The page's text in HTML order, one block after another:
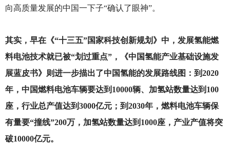
向高质量发展的中国一下子“确认了眼神”。
其实，早在《“十三五”国家科技创新规划》中，发展氢能燃
料电池技术就已被“划过重点”，《中国氢能产业基础设施发
展蓝皮书》则进一步描出了中国氢能的发展路线图：到2020
年，中国燃料电池车辆要达到10000辆、加氢站数量达到100
座，行业总产值达到3000亿元；到2030年，燃料电池车辆保
有量要“撞线”200万，加氢站数量达到1000座，产业产值将突
破10000亿元。